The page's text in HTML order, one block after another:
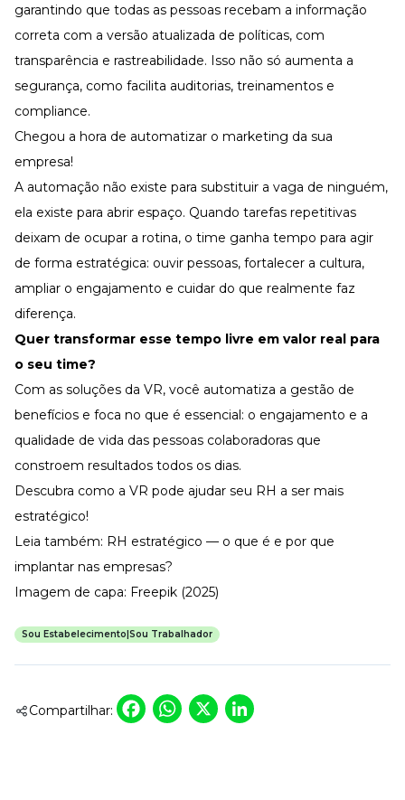
garantindo que todas as pessoas recebam a informação
correta com a versão atualizada de políticas, com
transparência e rastreabilidade. Isso não só aumenta a
segurança, como facilita auditorias, treinamentos e
compliance.
Chegou a hora de automatizar o marketing da sua
empresa!
A automação não existe para substituir a vaga de ninguém,
ela existe para abrir espaço. Quando tarefas repetitivas
deixam de ocupar a rotina, o time ganha tempo para agir
de forma estratégica: ouvir pessoas, fortalecer a cultura,
ampliar o engajamento e cuidar do que realmente faz
diferença.
Quer transformar esse tempo livre em valor real para
o seu time?
Com as soluções da VR, você automatiza a gestão de
benefícios e foca no que é essencial: o engajamento e a
qualidade de vida das pessoas colaboradoras que
constroem resultados todos os dias.
Descubra como a VR pode ajudar seu RH a ser mais
estratégico!
Leia também: RH estratégico — o que é e por que
implantar nas empresas?
Imagem de capa: Freepik (2025)
Sou Estabelecimento|Sou Trabalhador
Compartilhar: Facebook
WhatsApp
X